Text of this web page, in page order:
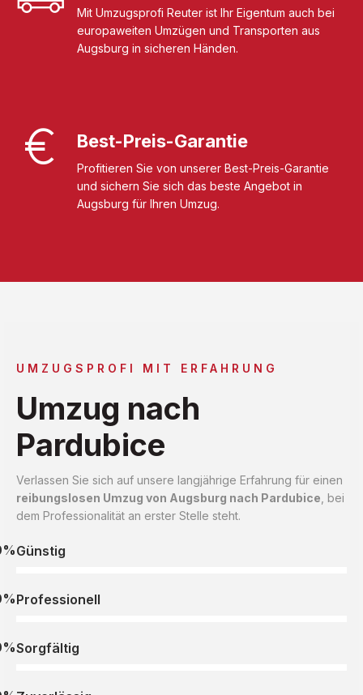
Mit Umzugsprofi Reuter ist Ihr Eigentum auch bei
europaweiten Umzügen und Transporten aus
Augsburg in sicheren Händen.
Best-Preis-Garantie
Profitieren Sie von unserer Best-Preis-Garantie
und sichern Sie sich das beste Angebot in
Augsburg für Ihren Umzug.
UMZUGSPROFI MIT ERFAHRUNG
Umzug nach
Pardubice
Verlassen Sie sich auf unsere langjährige Erfahrung für einen
reibungslosen Umzug von Augsburg nach Pardubice , bei
dem Professionalität an erster Stelle steht.
Günstig
Professionell
Sorgfältig